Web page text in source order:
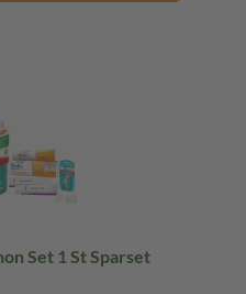
Set 1 St Sparset